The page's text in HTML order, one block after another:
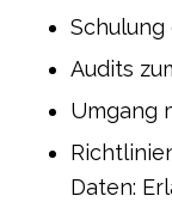
Audits
Umgang
Daten: